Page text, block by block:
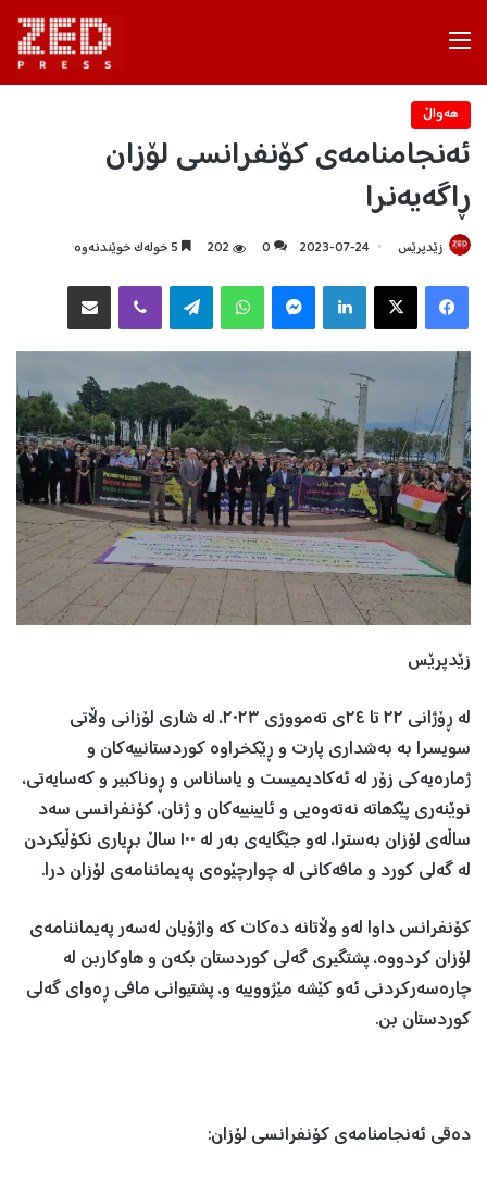
هه‌واڵ
ئەنجامنامەی کۆنفرانسی لۆزان
ڕاگەیەنرا
زێدپرێس 2023-07-24
0
202
X
Telegram
زێدپرێس
لە ڕۆژانی ٢٢ تا ٢٤ی تەمووزی ٢٠٢٣، لە شاری لۆزانی وڵاتی
سویسرا بە بەشداری پارت و ڕێکخراوە کوردستانییەکان و
ژمارەیەکی زۆر لە ئەکادیمیست و یاساناس و ڕوناکبیر و کەسایەتی،
نوێنەری پێکھاتە نەتەوەیی و ئایینییەکان و ژنان، کۆنفرانسی سەد
ساڵەی لۆزان بەسترا، لەو جێگایەی بەر لە ١٠٠ ساڵ بڕیاری نکۆڵیکردن
لە گەلی کورد و مافەکانی لە چوارچێوەی پەیماننامەی لۆزان درا.
کۆنفرانس داوا لەو وڵاتانە دەکات کە واژۆیان لەسەر پەیماننامەی
لۆزان کردووە، پشتگیری گەلی کوردستان بکەن و ھاوکاربن لە
چارەسەرکردنی ئەو کێشە مێژووییە و، پشتیوانی مافی ڕەوای گەلی
کوردستان بن.
دەقی ئەنجامنامەی کۆنفرانسی لۆزان: